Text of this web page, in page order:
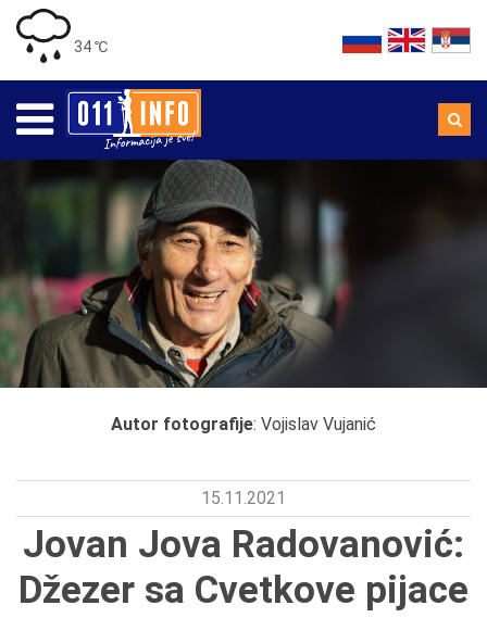
34 ℃
Autor fotografije: Vojislav Vujanić
15.11.2021
Jovan Jova Radovanović:
Džezer sa Cvetkove pijace